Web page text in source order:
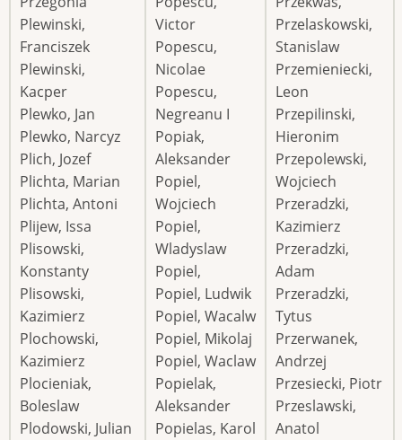
Plewinski,
Franciszek
Plewinski,
Kacper
Plewko, Jan
Plewko, Narcyz
Plich, Jozef
Plichta, Marian
Plichta, Antoni
Plijew, Issa
Plisowski,
Konstanty
Plisowski,
Kazimierz
Plochowski,
Kazimierz
Plocieniak,
Boleslaw
Plodowski, Julian
Victor
Popescu,
Nicolae
Popescu,
Negreanu I
Popiak,
Aleksander
Popiel,
Wojciech
Popiel,
Wladyslaw
Popiel,
Popiel, Ludwik
Popiel, Wacalw
Popiel, Mikolaj
Popiel, Waclaw
Popielak,
Aleksander
Popielas, Karol
Przelaskowski,
Stanislaw
Przemieniecki,
Leon
Przepilinski,
Hieronim
Przepolewski,
Wojciech
Przeradzki,
Kazimierz
Przeradzki,
Adam
Przeradzki,
Tytus
Przerwanek,
Andrzej
Przesiecki, Piotr
Przeslawski,
Anatol